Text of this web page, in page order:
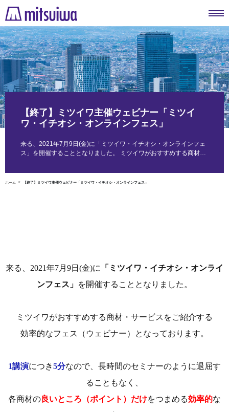
ホーム 【終了】ミツイワ主催ウェビナー「ミツイワ・イチオシ・オンラインフェス」
【終了】ミツイワ主催ウェビナー「ミツイ
ワ・イチオシ・オンラインフェス」
来る、2021年7月9日(金)に「ミツイワ・イチオシ・オンラインフェ
ス」を開催することとなりました。 ミツイワがおすすめする商材…
来る、2021年7月9日(金)に
「ミツイワ・イチオシ・オンライ
ンフェス」 を開催することとなりました。
ミツイワがおすすめする商材・サービスをご紹介する
効率的なフェス（ウェビナー）となっております。
1講演につき5分なので、長時間のセミナーのように退屈す
ることもなく、
各商材の 良いところ（ポイント）だけをつまめる効率的な